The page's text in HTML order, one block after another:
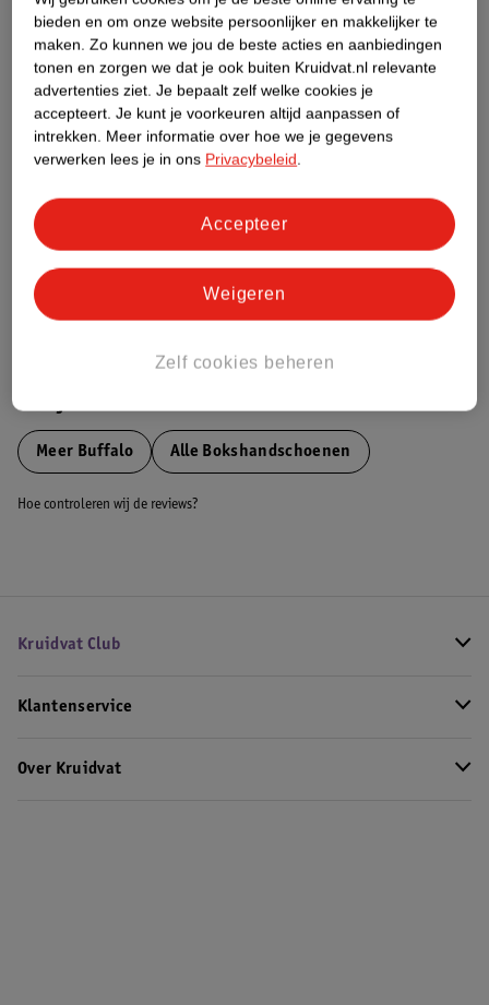
Productinformatie
Etiketinformatie
Nature Impact Score
Meer informatie
Bestel & Bezorginformatie
Bekijk ook
Meer Buffalo Alle Bokshandschoenen
Hoe controleren wij de reviews?
Kruidvat Club
Klantenservice
Over Kruidvat
bieden en om onze website persoonlijker en makkelijker te
maken. Zo kunnen we jou de beste acties en aanbiedingen
tonen en zorgen we dat je ook buiten Kruidvat.nl relevante
advertenties ziet. Je bepaalt zelf welke cookies je
accepteert. Je kunt je voorkeuren altijd aanpassen of
intrekken. Meer informatie over hoe we je gegevens
verwerken lees je in ons Privacybeleid.
Zelf cookies beheren
Weigeren
Accepteer